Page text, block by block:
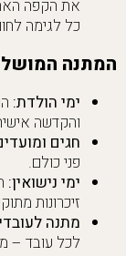
את הקפה
כל לגימה
המתנה
ימי הולדת:
והקדשה
חגים
פני כולם.
ימי נישואין:
זיכרונות
מתנה
לכל עובד –